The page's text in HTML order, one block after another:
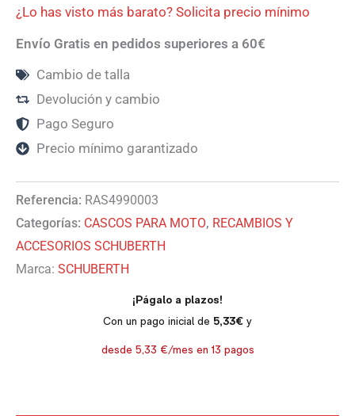
¿Lo has visto más barato? Solicita precio mínimo
Envío Gratis en pedidos superiores a 60€
Cambio de talla
Devolución y cambio
Pago Seguro
Precio mínimo garantizado
Referencia: RAS4990003
Categorías: CASCOS PARA MOTO, RECAMBIOS Y
ACCESORIOS SCHUBERTH
Marca: SCHUBERTH